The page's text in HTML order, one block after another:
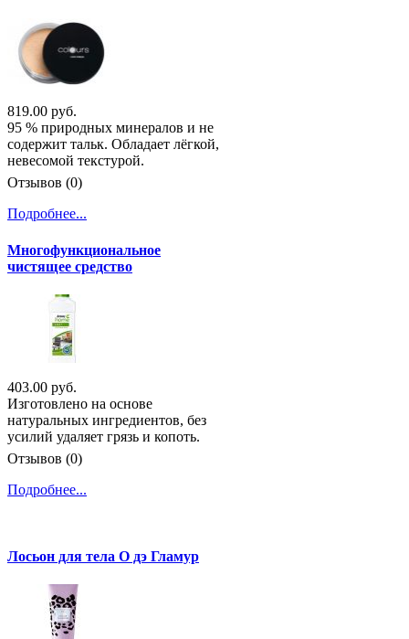
819.00 руб.
95 % природных минералов и не
содержит тальк. Обладает лёгкой,
невесомой текстурой.
Отзывов (0)
Подробнее...
Многофункциональное
чистящее средство
403.00 руб.
Изготовлено на основе
натуральных ингредиентов, без
усилий удаляет грязь и копоть.
Отзывов (0)
Подробнее...
Лосьон для тела О дэ Гламур